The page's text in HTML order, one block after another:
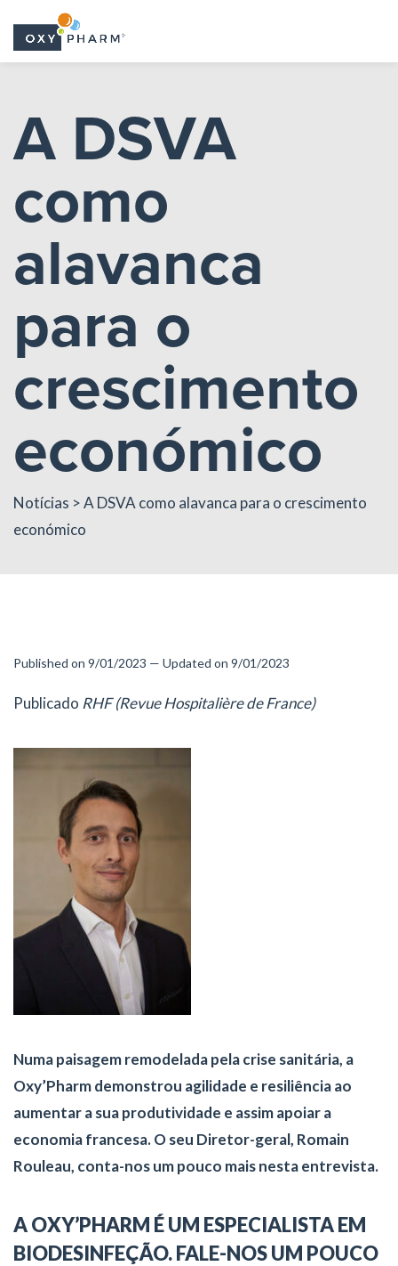
content
A DSVA
como
alavanca
para o
crescimento
económico
Notícias > A DSVA como alavanca para o crescimento
económico
Published on 9/01/2023 — Updated on 9/01/2023
Publicado RHF (Revue Hospitalière de France)
Numa paisagem remodelada pela crise sanitária, a
Oxy’Pharm demonstrou agilidade e resiliência ao
aumentar a sua produtividade e assim apoiar a
economia francesa. O seu Diretor-geral, Romain
Rouleau, conta-nos um pouco mais nesta entrevista.
A OXY’PHARM É UM ESPECIALISTA EM
BIODESINFEÇÃO. FALE-NOS UM POUCO